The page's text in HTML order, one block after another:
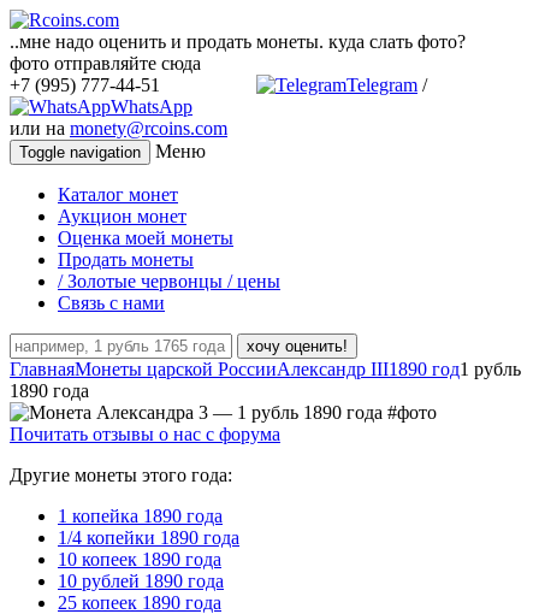
..мне надо оценить и продать монеты. куда слать фото?
фото отправляйте сюда
+7 (995) 777-44-51
Telegram /
WhatsApp
или на monety@rcoins.com
Toggle navigation Меню
Каталог монет
Аукцион монет
Оценка моей монеты
Продать монеты
/ Золотые червонцы / цены
Связь с нами
хочу оценить!
ГлавнаяМонеты царской РоссииАлександр III1890 год1 рубль
1890 года
Почитать отзывы о нас с форума
Другие монеты этого года:
1 копейка 1890 года
1/4 копейки 1890 года
10 копеек 1890 года
10 рублей 1890 года
25 копеек 1890 года